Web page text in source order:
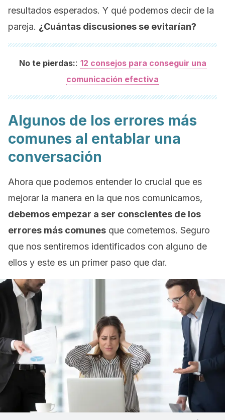
resultados esperados. Y qué podemos decir de la
pareja. ¿Cuántas discusiones se evitarían?
No te pierdas:: 12 consejos para conseguir una
comunicación efectiva
Algunos de los errores más
comunes al entablar una
conversación
Ahora que podemos entender lo crucial que es
mejorar la manera en la que nos comunicamos,
debemos empezar a ser conscientes de los
errores más comunes que cometemos. Seguro
que nos sentiremos identificados con alguno de
ellos y este es un primer paso que dar.